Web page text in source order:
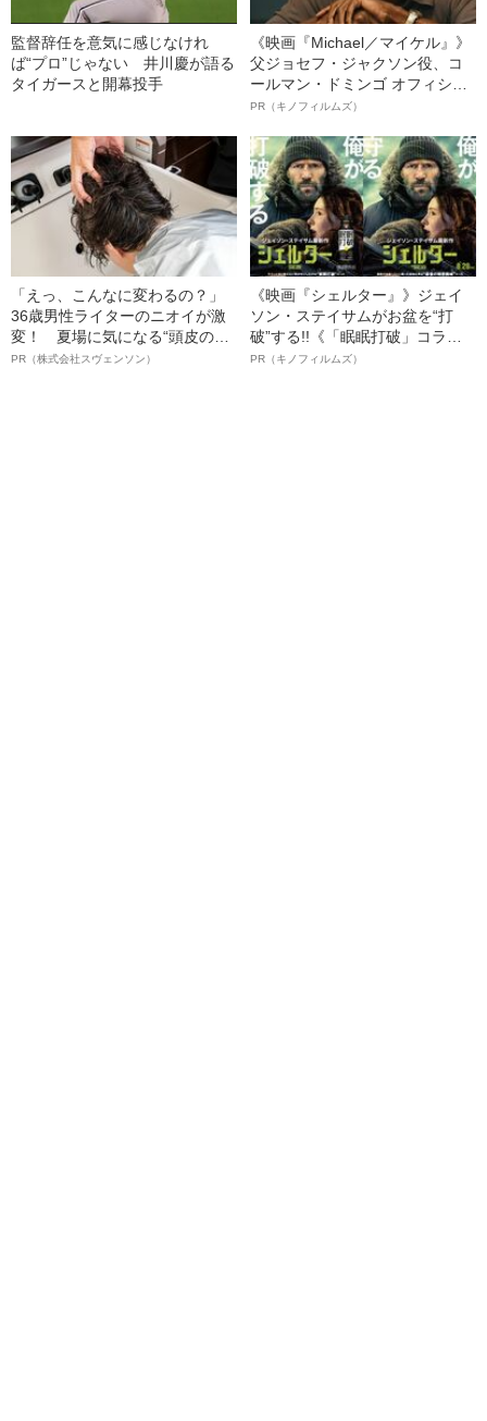
監督辞任を意気に感じなけれ
ば“プロ”じゃない 井川慶が語る
タイガースと開幕投手
《映画『Michael／マイケル』》
父ジョセフ・ジャクソン役、コ
ールマン・ドミンゴ オフィシャ
ルインタビュー“観客を魅了した
語る”《日本興収70億円突破》
PR（キノフィルムズ）
「えっ、こんなに変わるの？」
36歳男性ライターのニオイが激
変！ 夏場に気になる“頭皮のニ
オイ”や“ベタつき”を解消す
PR（株式会社スヴェンソン）
《映画『シェルター』》ジェイ
ソン・ステイサムがお盆を“打
破”する!!《「眠眠打破」コラ
ボ》
PR（キノフィルムズ）